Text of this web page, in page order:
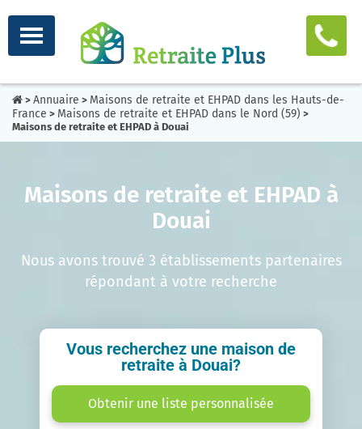
> Annuaire > Maisons de retraite et EHPAD dans les Hauts-de-
France > Maisons de retraite et EHPAD dans le Nord (59) >
Maisons de retraite et EHPAD à Douai
Maisons de retraite et EHPAD à
Douai
Nous avons trouvé 3 établissements partenaires
répondant à votre recherche
Vous recherchez une maison de
retraite à Douai?
Obtenir une liste personnalisée